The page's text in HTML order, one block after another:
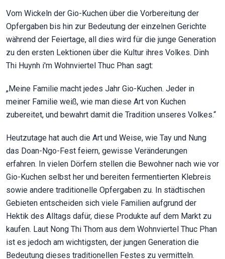
Vom Wickeln der Gio-Kuchen über die Vorbereitung der
Opfergaben bis hin zur Bedeutung der einzelnen Gerichte
während der Feiertage, all dies wird für die junge Generation
zu den ersten Lektionen über die Kultur ihres Volkes. Dinh
Thi Huynh i'm Wohnviertel Thuc Phan sagt:
„Meine Familie macht jedes Jahr Gio-Kuchen. Jeder in
meiner Familie weiß, wie man diese Art von Kuchen
zubereitet, und bewahrt damit die Tradition unseres Volkes.“
Heutzutage hat auch die Art und Weise, wie Tay und Nung
das Doan-Ngo-Fest feiern, gewisse Veränderungen
erfahren. In vielen Dörfern stellen die Bewohner nach wie vor
Gio-Kuchen selbst her und bereiten fermentierten Klebreis
sowie andere traditionelle Opfergaben zu. In städtischen
Gebieten entscheiden sich viele Familien aufgrund der
Hektik des Alltags dafür, diese Produkte auf dem Markt zu
kaufen. Laut Nong Thi Thom aus dem Wohnviertel Thuc Phan
ist es jedoch am wichtigsten, der jungen Generation die
Bedeutung dieses traditionellen Festes zu vermitteln.